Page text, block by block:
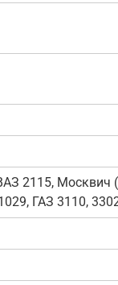
2115,
ГАЗ 3110,